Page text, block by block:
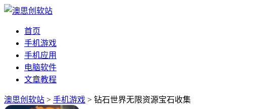
首页
手机游戏
手机应用
电脑软件
文章教程
澳思创软站 > 手机游戏 > 钻石世界无限资源宝石收集